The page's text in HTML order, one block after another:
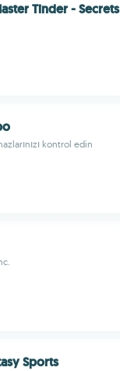
Tinder - Secrets
kontrol edin
Sports